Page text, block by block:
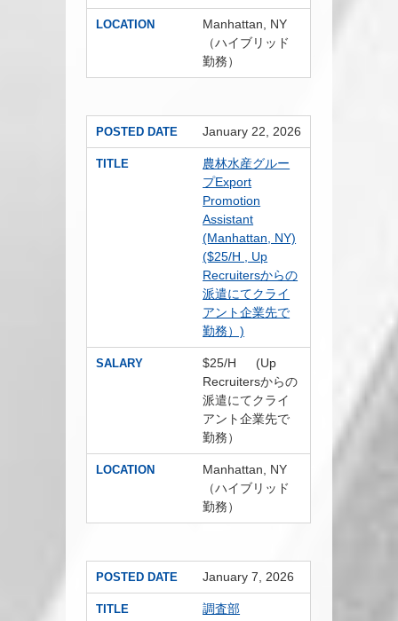
LOCATION
Manhattan, NY
（ハイブリッド
勤務）
POSTED DATE January 22, 2026
TITLE
農林水産グルー
プExport
Promotion
Assistant
(Manhattan, NY)
($25/H , Up
Recruitersからの
派遣にてクライ
アント企業先で
勤務）)
SALARY
$25/H (Up
Recruitersからの
派遣にてクライ
アント企業先で
勤務）
LOCATION
Manhattan, NY
（ハイブリッド
勤務）
POSTED DATE January 7, 2026
TITLE
調査部